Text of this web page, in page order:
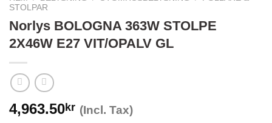
STOLPAR
Norlys BOLOGNA 363W STOLPE
2X46W E27 VIT/OPALV GL
4,963.50kr (Incl. Tax)